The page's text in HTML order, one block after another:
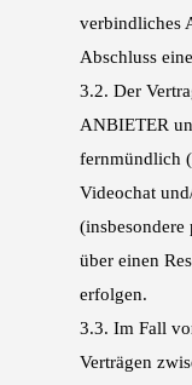
verbindliches
Abschluss
3.2. Der
ANBIETER
fernmündlich
Videochat
(insbesondere
über einen
erfolgen.
3.3. Im Fall
Verträgen